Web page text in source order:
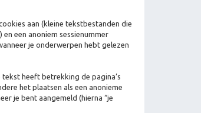
aan (kleine tekstbestanden die
een anoniem sessienummer
je onderwerpen hebt gelezen
heeft betrekking de pagina’s
het plaatsen als een anonieme
je bent aangemeld (hierna “je